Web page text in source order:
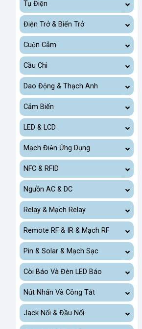
Tụ Điện
Điện Trở & Biến Trở
Cuộn Cảm
Cầu Chì
Dao Động & Thạch Anh
Cảm Biến
LED & LCD
Mạch Điện Ứng Dụng
NFC & RFID
Nguồn AC & DC
Relay & Mạch Relay
Remote RF & IR & Mạch RF
Pin & Solar & Mạch Sạc
Còi Báo Và Đèn LED Báo
Nút Nhấn Và Công Tắt
Jack Nối & Đầu Nối